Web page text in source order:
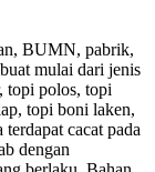
BUMN, pabrik,
mulai dari jenis
topi polos, topi
topi boni laken,
cacat pada
dengan